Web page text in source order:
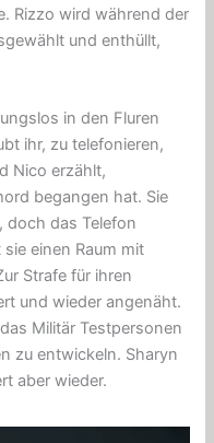
Rizzo wird während der
und enthüllt,
in den Fluren
ihr, zu telefonieren,
Nico erzählt,
begangen hat. Sie
doch das Telefon
einen Raum mit
Strafe für ihren
und wieder angenäht.
Militär Testpersonen
zu entwickeln. Sharyn
aber wieder.